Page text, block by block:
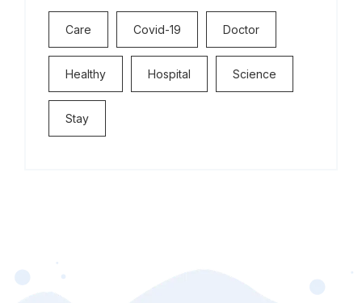
Care Covid-19 Doctor
Healthy Hospital Science
Stay